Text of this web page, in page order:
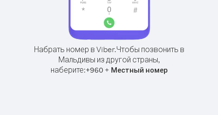
Набрать номер в Viber.Чтобы позвонить в
Мальдивы из другой страны,
наберите:+960+ Местный номер